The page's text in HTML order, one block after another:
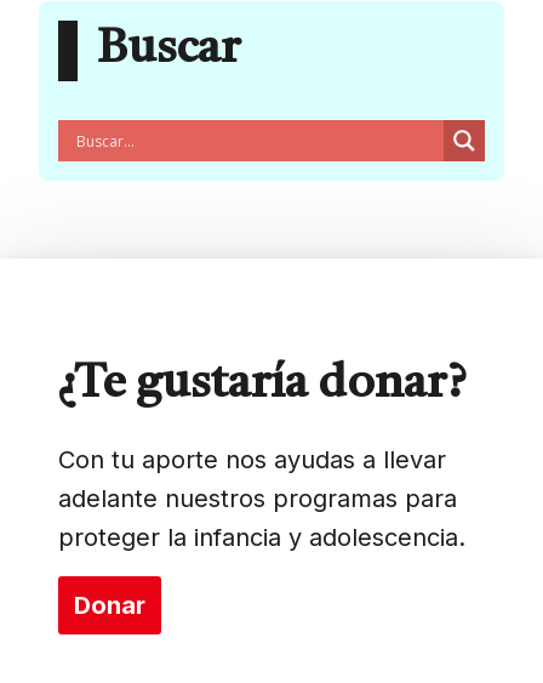
Buscar
¿Te gustaría donar?
Con tu aporte nos ayudas a llevar
adelante nuestros programas para
proteger la infancia y adolescencia.
Donar